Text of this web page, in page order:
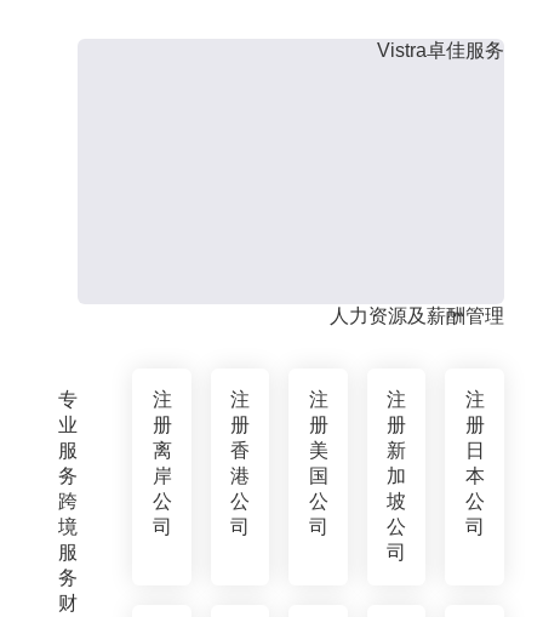
专
业
服
务
跨
境
服
务
财
Vistra卓佳服务
人力资源及薪酬管理
注
册
离
岸
公
司
注
册
香
港
公
司
注
册
美
国
公
司
注
册
新
加
坡
公
司
注
册
日
本
公
司